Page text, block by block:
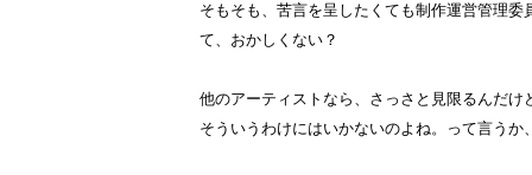
そもそも、苦言を呈したくても制作運営管理
て、おかしくない？
他のアーティストなら、さっさと見限るんだけ
そういうわけにはいかないのよね。って言うか